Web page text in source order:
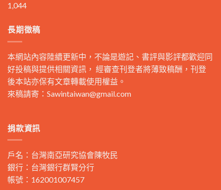
1,044
長期徵稿
本網站內容陸續更新中，不論是遊記、書評與影評都歡迎同
好投稿與提供相關資訊， 經審查刊登者將薄致稿酬，刊登
後本站亦保有文章轉載使用權益。
來稿請寄： Sawintaiwan@gmail.com
捐款資訊
戶名：台灣南亞研究協會陳牧民
銀行：台灣銀行群賢分行
帳號：162001007457